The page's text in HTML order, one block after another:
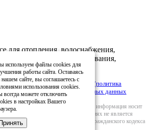
отопления, водоснабжения,
кондиционирования,
персональных данных (политика
Согласие на обработку персональных данных
то, что вся представленная на сайте информация носит
характер и ни при каких условиях не является
положениями Статьи 437(2) Гражданского кодекса
используем файлы cookies для
работы сайта. Оставаясь
нашем сайте, вы соглашаетесь с
использования cookies.
всегда можете отключить
в настройках Вашего
Принять